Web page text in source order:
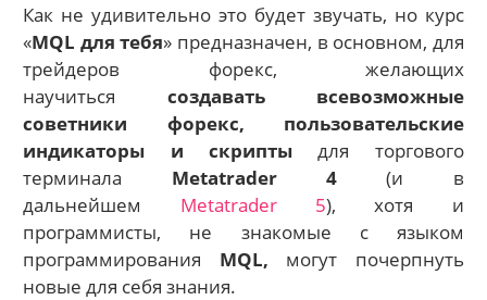
Как не удивительно это будет звучать, но курс
«MQL для тебя» предназначен, в основном, для
трейдеров форекс, желающих
научиться создавать всевозможные
советники форекс, пользовательские
индикаторы и скрипты для торгового
терминала Metatrader 4 (и в
дальнейшем Metatrader 5), хотя и
программисты, не знакомые с языком
программирования MQL, могут почерпнуть
новые для себя знания.